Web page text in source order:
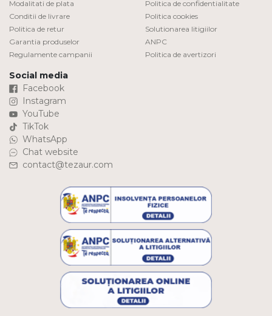
Modalitati de plata
Conditii de livrare
Politica de retur
Garantia produselor
Regulamente campanii
Politica de confidentialitate
Politica cookies
Solutionarea litigiilor
ANPC
Politica de avertizori
Social media
Facebook
Instagram
YouTube
TikTok
WhatsApp
Chat website
contact@tezaur.com